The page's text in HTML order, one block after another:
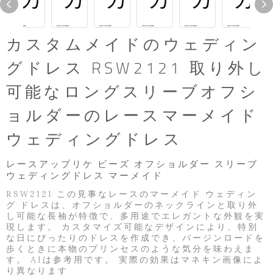
カスタムメイドのウェディン
グドレス RSW2121 取り外し
可能なロングスリーブオフシ
ョルダーのレースマーメイド
ウェディングドレス
レースアップリケ ビーズ オフショルダー スリーブ
ウェディングドレス マーメイド
RSW2121 この見事なレースのマーメイド ウェディン
グ ドレスは、オフショルダーのネックラインと取り外
し可能な長袖が特徴で、多用途でエレガントな外観を実
現します。 カスタマイズ可能なデザインにより、特別
な日にぴったりのドレスを作成でき、バージンロードを
歩くときに本物のプリンセスのような気分を味わえま
す。 AIは参考用です。 実際の効果はマネキン画像によ
り異なります